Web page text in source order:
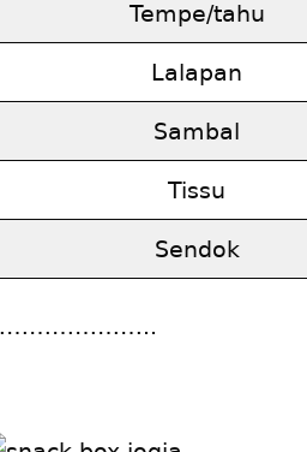
Tempe/tahu
Lalapan
Sambal
Tissu
Sendok